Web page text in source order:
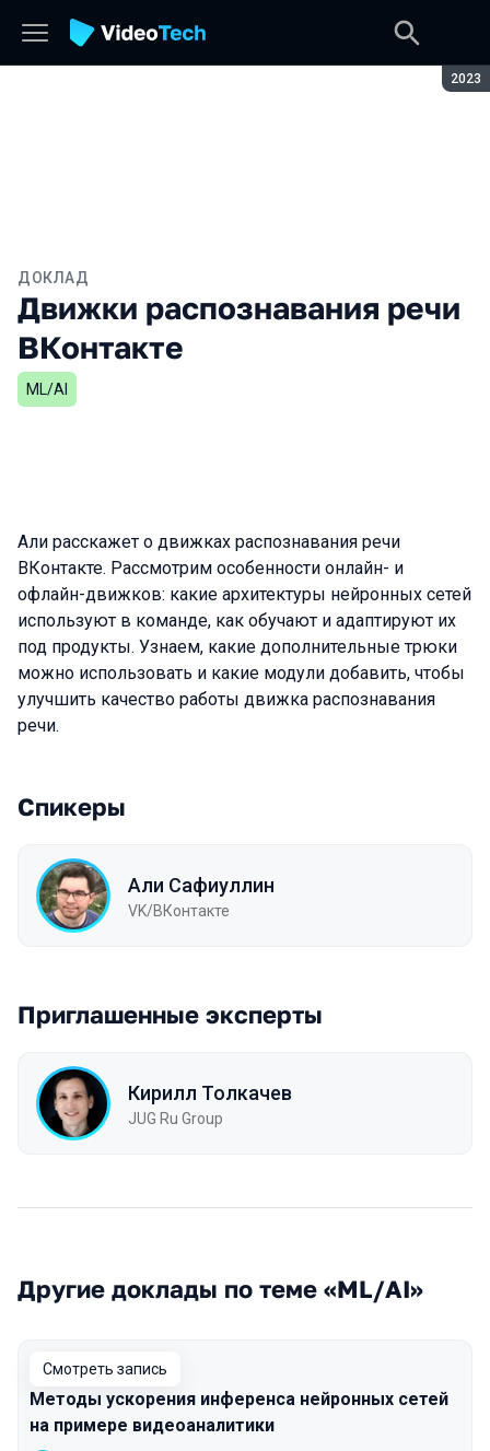
2023
ДОКЛАД
Движки распознавания речи
ВКонтакте
ML/AI
Али расскажет о движках распознавания речи
ВКонтакте. Рассмотрим особенности онлайн- и
офлайн-движков: какие архитектуры нейронных сетей
используют в команде, как обучают и адаптируют их
под продукты. Узнаем, какие дополнительные трюки
можно использовать и какие модули добавить, чтобы
улучшить качество работы движка распознавания
речи.
Спикеры
Али Сафиуллин
VK/ВКонтакте
Приглашенные эксперты
Кирилл Толкачев
JUG Ru Group
Другие доклады по теме «ML/AI»
Смотреть запись
Методы ускорения инференса нейронных сетей
на примере видеоаналитики